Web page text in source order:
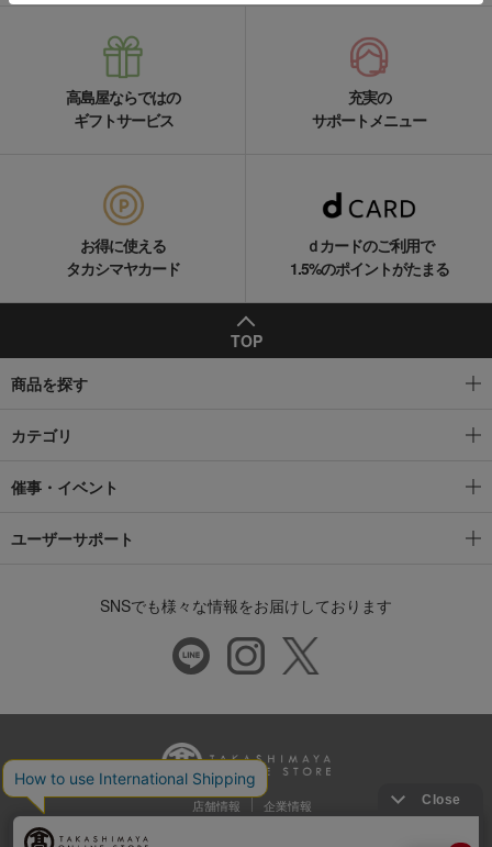
高島屋ならではの
ギフトサービス
充実の
サポートメニュー
お得に使える
タカシマヤカード
ｄカードのご利用で
1.5%のポイントがたまる
TOP
商品を探す
カテゴリ
催事・イベント
ユーザーサポート
SNSでも様々な情報をお届けしております
店舗情報 企業情報